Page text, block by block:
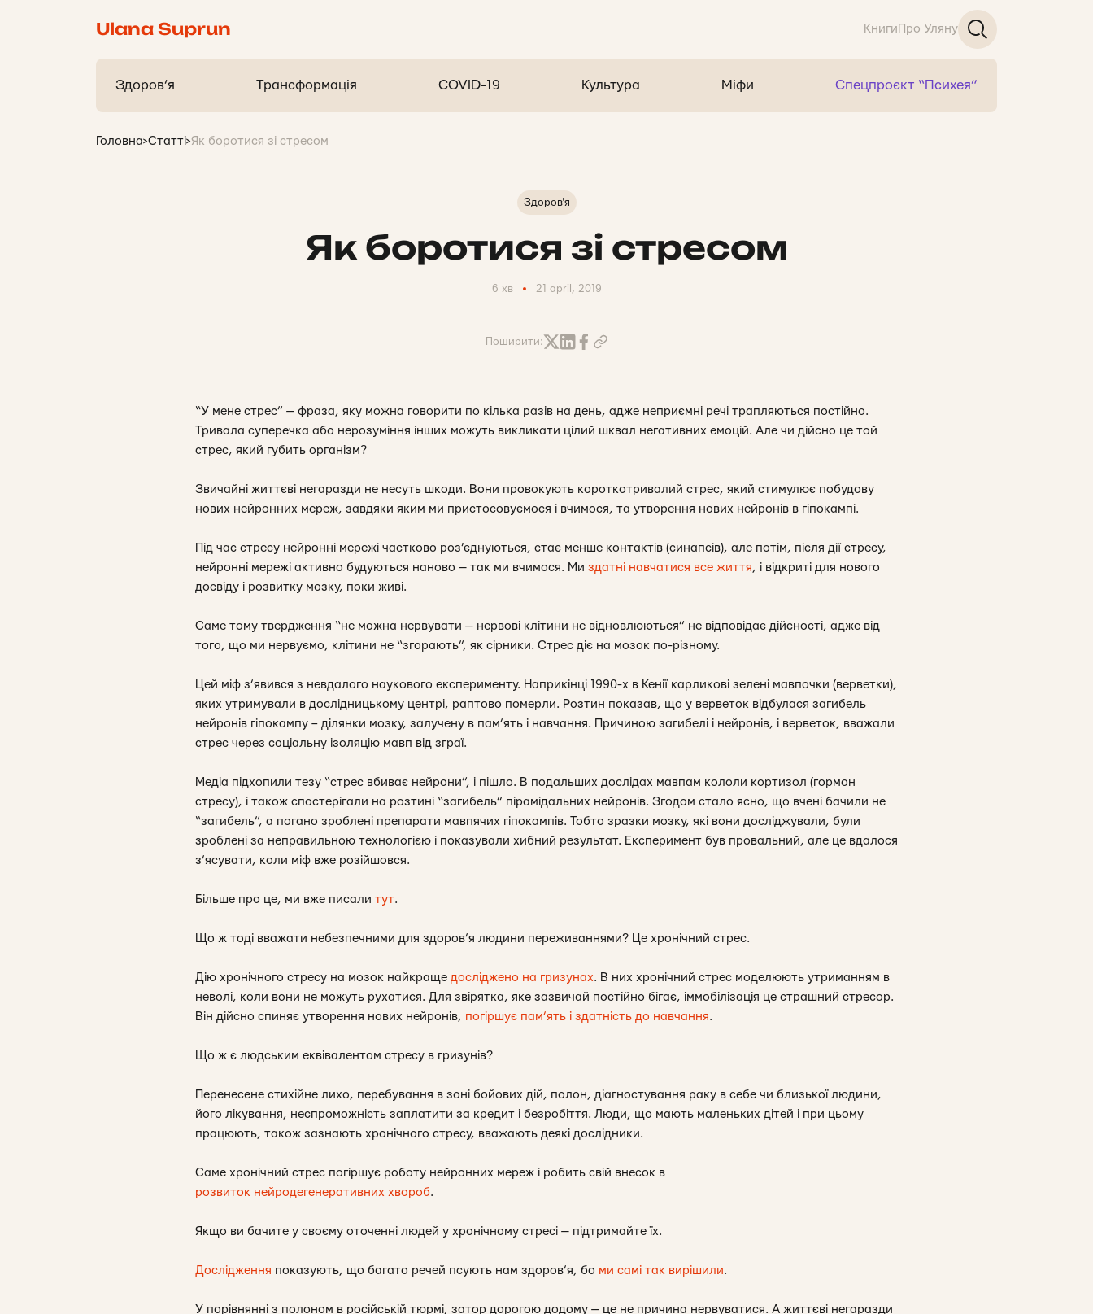
Ulana Suprun Книги Про Уляну
Здоров’я Трансформація COVID-19 Культура Міфи Спецпроєкт “Психея”
Головна>Статті>Як боротися зі стресом
Здоров'я
Як боротися зі стресом
6 хв 21 april, 2019
Поширити:
“У мене стрес” — фраза, яку можна говорити по кілька разів на день, адже неприємні речі трапляються постійно.
Тривала суперечка або нерозуміння інших можуть викликати цілий шквал негативних емоцій. Але чи дійсно це той
стрес, який губить організм?
Звичайні життєві негаразди не несуть шкоди. Вони провокують короткотривалий стрес, який стимулює побудову
нових нейронних мереж, завдяки яким ми пристосовуємося і вчимося, та утворення нових нейронів в гіпокампі.
Під час стресу нейронні мережі частково роз’єднуються, стає менше контактів (синапсів), але потім, після дії стресу,
нейронні мережі активно будуються наново — так ми вчимося. Ми здатні навчатися все життя, і відкриті для нового
досвіду і розвитку мозку, поки живі.
Саме тому твердження “не можна нервувати — нервові клітини не відновлюються” не відповідає дійсності, адже від
того, що ми нервуємо, клітини не “згорають”, як сірники. Стрес діє на мозок по-різному.
Цей міф з’явився з невдалого наукового експерименту. Наприкінці 1990-х в Кенії карликові зелені мавпочки (верветки),
яких утримували в дослідницькому центрі, раптово померли. Розтин показав, що у верветок відбулася загибель
нейронів гіпокампу – ділянки мозку, залучену в пам’ять і навчання. Причиною загибелі і нейронів, і верветок, вважали
стрес через соціальну ізоляцію мавп від зграї.
Медіа підхопили тезу “стрес вбиває нейрони”, і пішло. В подальших дослідах мавпам кололи кортизол (гормон
стресу), і також спостерігали на розтині “загибель” пірамідальних нейронів. Згодом стало ясно, що вчені бачили не
“загибель”, а погано зроблені препарати мавпячих гіпокампів. Тобто зразки мозку, які вони досліджували, були
зроблені за неправильною технологією і показували хибний результат. Експеримент був провальний, але це вдалося
з’ясувати, коли міф вже розійшовся.
Більше про це, ми вже писали тут.
Що ж тоді вважати небезпечними для здоров’я людини переживаннями? Це хронічний стрес.
Дію хронічного стресу на мозок найкраще досліджено на гризунах. В них хронічний стрес моделюють утриманням в
неволі, коли вони не можуть рухатися. Для звірятка, яке зазвичай постійно бігає, іммобілізація це страшний стресор.
Він дійсно спиняє утворення нових нейронів, погіршує пам’ять і здатність до навчання.
Що ж є людським еквівалентом стресу в гризунів?
Перенесене стихійне лихо, перебування в зоні бойових дій, полон, діагностування раку в себе чи близької людини,
його лікування, неспроможність заплатити за кредит і безробіття. Люди, що мають маленьких дітей і при цьому
працюють, також зазнають хронічного стресу, вважають деякі дослідники.
Саме хронічний стрес погіршує роботу нейронних мереж і робить свій внесок в
розвиток нейродегенеративних хвороб.
Якщо ви бачите у своєму оточенні людей у хронічному стресі — підтримайте їх.
Дослідження показують, що багато речей псують нам здоров’я, бо ми самі так вирішили.
У порівнянні з полоном в російській тюрмі, затор дорогою додому — це не причина нервуватися. А життєві негаразди